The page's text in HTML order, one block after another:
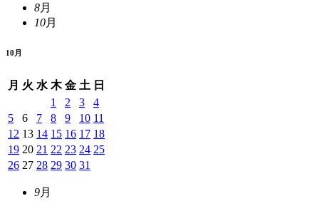
8月
10月
10 月
月 火 水 木 金 土 日
1
2 3
4
5
6 7 8 9 10 11
12 13 14 15 16 17 18
19 20 21 22 23 24 25
26 27 28 29 30 31
9月